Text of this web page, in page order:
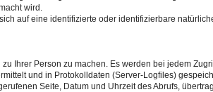
wird.
auf eine identifizierte oder identifizierbare
Ihrer Person zu machen. Es werden bei jedem
und in Protokolldaten (Server-Logfiles)
Seite, Datum und Uhrzeit des Abrufs,